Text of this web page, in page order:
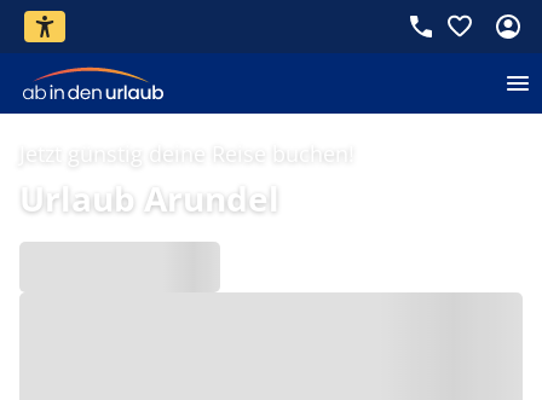
Jetzt günstig deine Reise buchen!
Urlaub Arundel